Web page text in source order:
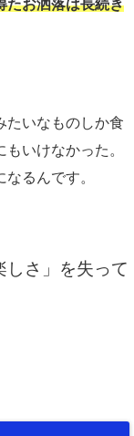
たお洒落は長続き
たいなものしか食
いけなかった。
るんです。
しさ」を失って